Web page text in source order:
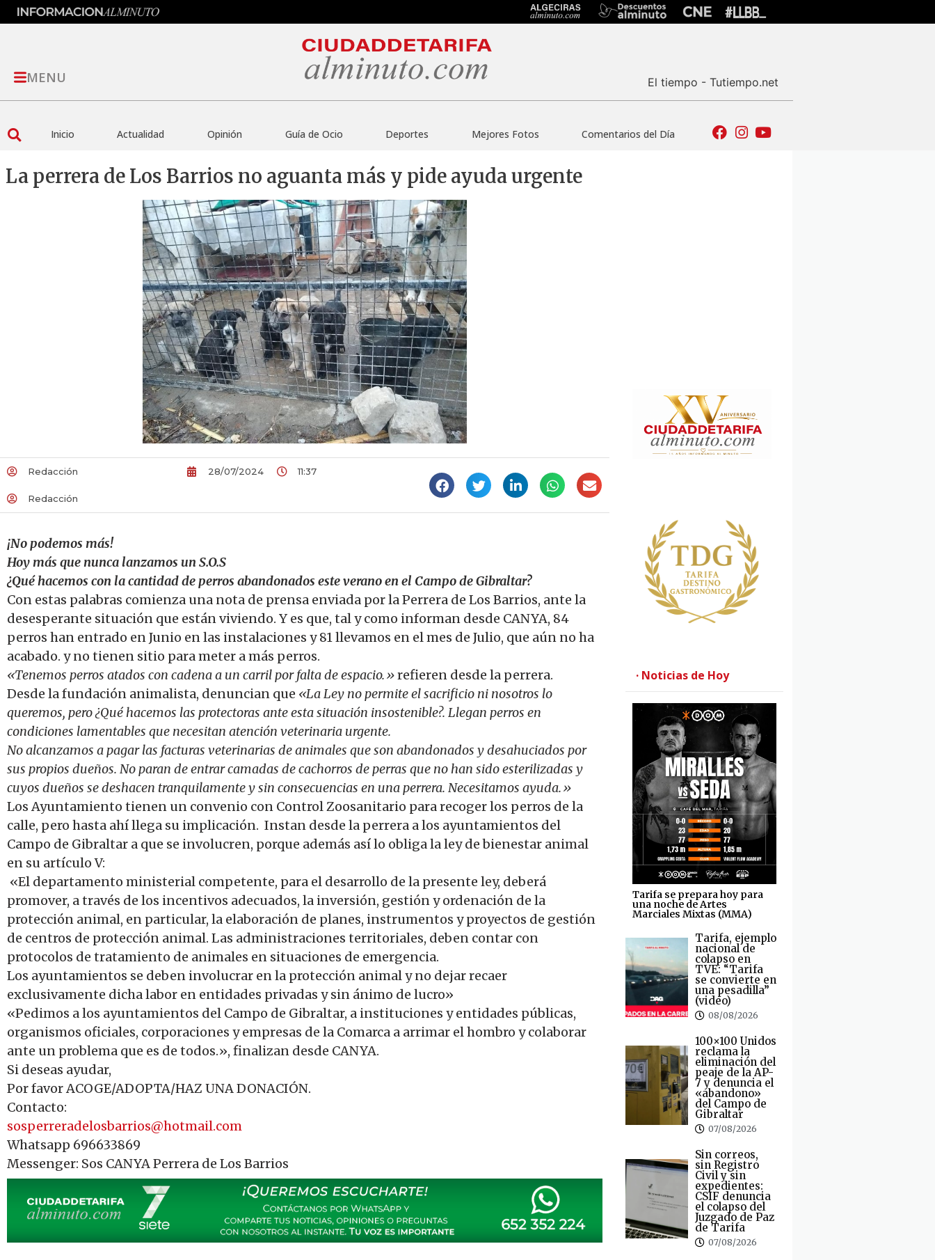
MENU El tiempo - Tutiempo.net
Inicio Actualidad Opinión Guía de Ocio Deportes Mejores Fotos Comentarios del Día
La perrera de Los Barrios no aguanta más y pide ayuda urgente
Redacción
Redacción
28/07/2024 11:37
¡No podemos más!
Hoy más que nunca lanzamos un S.O.S
¿Qué hacemos con la cantidad de perros abandonados este verano en el Campo de Gibraltar?
Con estas palabras comienza una nota de prensa enviada por la Perrera de Los Barrios, ante la
desesperante situación que están viviendo. Y es que, tal y como informan desde CANYA, 84
perros han entrado en Junio en las instalaciones y 81 llevamos en el mes de Julio, que aún no ha
acabado. y no tienen sitio para meter a más perros.
«Tenemos perros atados con cadena a un carril por falta de espacio.»refieren desde la perrera.
Desde la fundación animalista, denuncian que «La Ley no permite el sacrificio ni nosotros lo
queremos, pero ¿Qué hacemos las protectoras ante esta situación insostenible?. Llegan perros en
condiciones lamentables que necesitan atención veterinaria urgente.
No alcanzamos a pagar las facturas veterinarias de animales que son abandonados y desahuciados por
sus propios dueños. No paran de entrar camadas de cachorros de perras que no han sido esterilizadas y
cuyos dueños se deshacen tranquilamente y sin consecuencias en una perrera. Necesitamos ayuda.»
Los Ayuntamiento tienen un convenio con Control Zoosanitario para recoger los perros de la
calle, pero hasta ahí llega su implicación. Instan desde la perrera a los ayuntamientos del
Campo de Gibraltar a que se involucren, porque además así lo obliga la ley de bienestar animal
en su artículo V:
«El departamento ministerial competente, para el desarrollo de la presente ley, deberá
promover, a través de los incentivos adecuados, la inversión, gestión y ordenación de la
protección animal, en particular, la elaboración de planes, instrumentos y proyectos de gestión
de centros de protección animal. Las administraciones territoriales, deben contar con
protocolos de tratamiento de animales en situaciones de emergencia.
Los ayuntamientos se deben involucrar en la protección animal y no dejar recaer
exclusivamente dicha labor en entidades privadas y sin ánimo de lucro»
«Pedimos a los ayuntamientos del Campo de Gibraltar, a instituciones y entidades públicas,
organismos oficiales, corporaciones y empresas de la Comarca a arrimar el hombro y colaborar
ante un problema que es de todos.», finalizan desde CANYA.
Si deseas ayudar,
Por favor ACOGE/ADOPTA/HAZ UNA DONACIÓN.
Contacto:
sosperreradelosbarrios@hotmail.com
Whatsapp 696633869
Messenger: Sos CANYA Perrera de Los Barrios
· Noticias de Hoy
Tarifa se prepara hoy para
una noche de Artes
Marciales Mixtas (MMA)
Tarifa, ejemplo
nacional de
colapso en
TVE: “Tarifa
se convierte en
una pesadilla”
(video)
08/08/2026
100×100 Unidos
reclama la
eliminación del
peaje de la AP-
7 y denuncia el
«abandono»
del Campo de
Gibraltar
07/08/2026
Sin correos,
sin Registro
Civil y sin
expedientes:
CSIF denuncia
el colapso del
Juzgado de Paz
de Tarifa
07/08/2026